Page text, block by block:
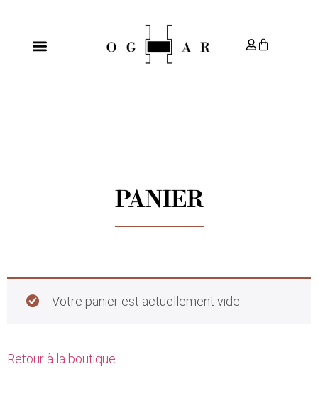
PANIER
Votre panier est actuellement vide.
Retour à la boutique